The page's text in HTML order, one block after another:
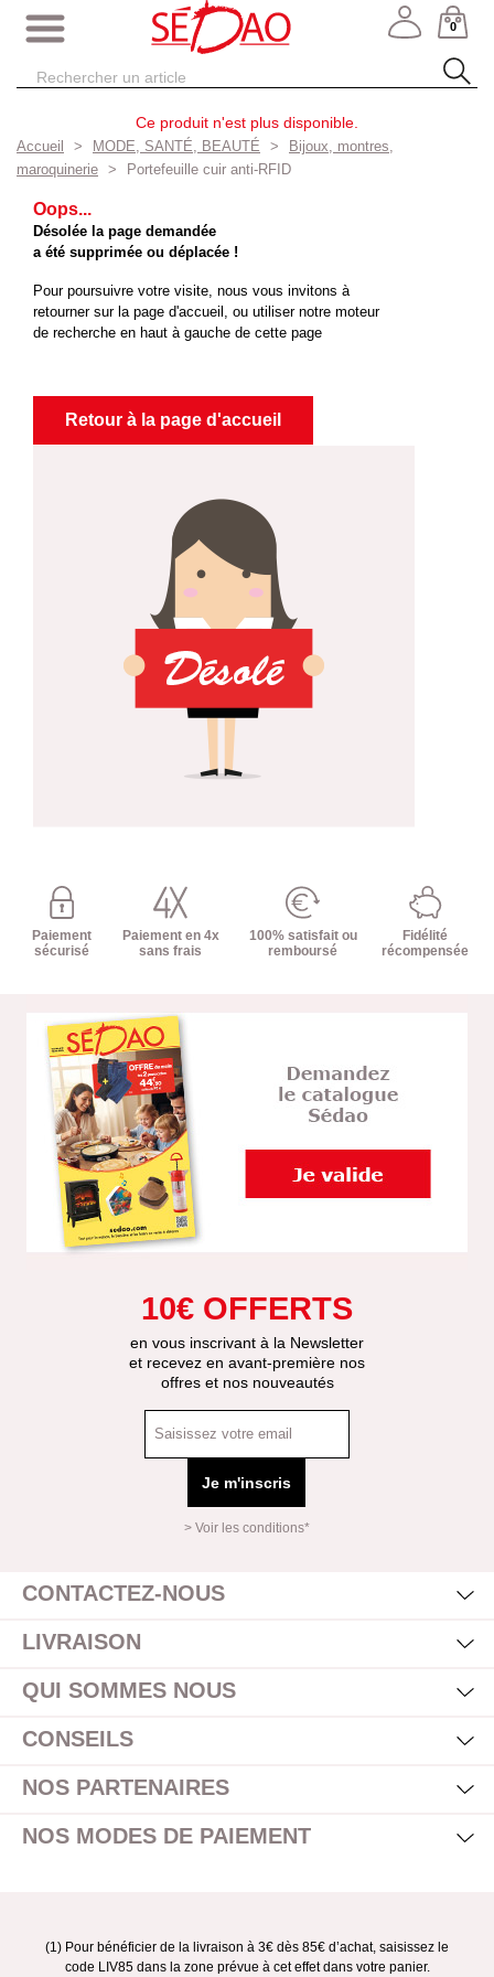
0
Ce produit n'est plus disponible.
Accueil
MODE, SANTÉ, BEAUTÉ
Bijoux, montres,
maroquinerie
Portefeuille cuir anti-RFID
Oops...
Désolée la page demandée
a été supprimée ou déplacée !
Pour poursuivre votre visite, nous vous invitons à
retourner sur la page d'accueil, ou utiliser notre moteur
de recherche en haut à gauche de cette page
Retour à la page d'accueil
Paiement
sécurisé
Paiement en 4x
sans frais
100% satisfait ou
remboursé
Fidélité
récompensée
10€ OFFERTS
en vous inscrivant à la Newsletter
et recevez en avant-première nos
offres et nos nouveautés
Je m'inscris
> Voir les conditions*
CONTACTEZ-NOUS
LIVRAISON
QUI SOMMES NOUS
CONSEILS
NOS PARTENAIRES
NOS MODES DE PAIEMENT
(1) Pour bénéficier de la livraison à 3€ dès 85€ d’achat, saisissez le
code LIV85 dans la zone prévue à cet effet dans votre panier.